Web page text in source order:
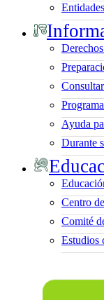
Ayuda
Durante
Centro
Comité
Estudios